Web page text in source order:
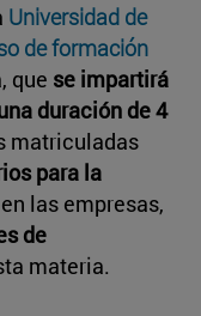
Universidad de
de formación
que se impartirá
duración de 4
matriculadas
para la
en las empresas,
de
materia.